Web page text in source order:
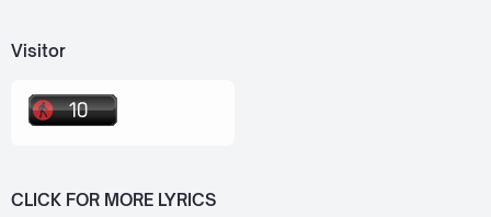
Visitor
CLICK FOR MORE LYRICS